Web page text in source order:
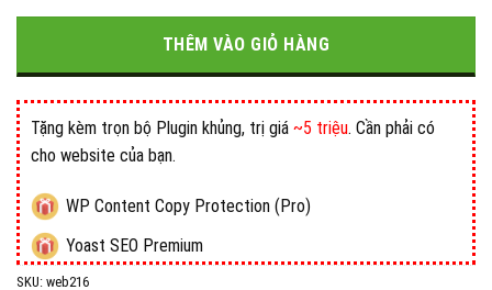
2.200.000₫.
THÊM VÀO GIỎ HÀNG
Tặng kèm trọn bộ Plugin khủng, trị giá ~5 triệu. Cần phải có
cho website của bạn.
WP Content Copy Protection (Pro)
Yoast SEO Premium
All in One WP Migration Unlimited Extension
SKU: web216